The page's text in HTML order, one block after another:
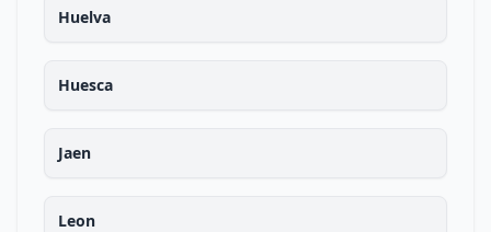
Huelva
Huesca
Jaen
Leon